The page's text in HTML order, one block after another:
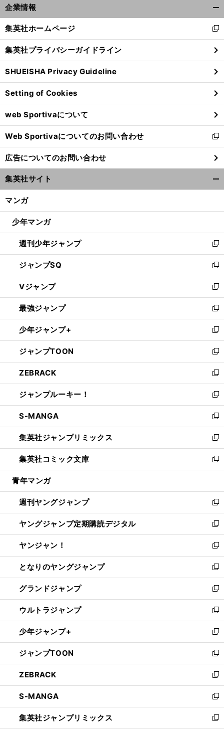
【
競
馬】
引退・
安藤勝己、
「馬
を動かす」
技術が日本競馬を変えた
企業情報
閉
る
集英社ホームページ
新
し
い
ウ
ィ
ン
ド
ウ
で
開
く
集英社プライバシーガイドライン
SHUEISHA Privacy Guideline
Setting of Cookies
web Sportivaについて
Web Sportivaについてのお問い合わせ
新
し
い
ウ
ィ
ン
ウ
開
く
広告についてのお問い合わせ
集英社サイト
マンガ
少年マンガ
週刊少年ジャンプ
新
し
い
ウ
ィ
ン
ド
ウ
で
開
く
ジャンプSQ
新
し
い
ウ
ィ
ン
ド
ウ
で
開
く
Vジャンプ
新
し
い
ウ
ィ
ン
ド
ウ
で
開
く
最強ジャンプ
新
し
い
ウ
ィ
ン
ド
ウ
で
開
く
少年ジャンプ+
新
し
い
ウ
ィ
ン
ド
ウ
で
開
く
ジャンプTOON
新
し
い
ウ
ィ
ン
ド
ウ
で
開
く
ZEBRACK
新
し
い
ウ
ィ
ン
ド
ウ
で
開
ジャンプルーキー！
新
し
い
ウ
ィ
ン
ド
ウ
開
く
S-MANGA
新
し
い
ウ
ィ
ン
ウ
で
開
く
集英社ジャンプリミックス
新
し
い
ウ
ン
ド
ウ
で
開
く
集英社コミック文庫
新
し
ウ
ィ
ン
ド
ウ
で
開
く
青年マンガ
週刊ヤングジャンプ
新
し
い
ウ
ィ
ン
ド
ウ
で
開
く
ヤングジャンプ定期購読デジタル
新
し
い
ウ
ィ
ン
ド
ウ
で
開
く
ヤンジャン！
新
し
い
ウ
ィ
ン
ド
ウ
で
開
く
となりのヤングジャンプ
新
し
い
ウ
ィ
ン
ド
ウ
で
開
く
グランドジャンプ
新
し
い
ウ
ィ
ン
ド
ウ
で
開
く
ウルトラジャンプ
新
し
い
ウ
ィ
ン
ド
ウ
で
開
く
少年ジャンプ+
新
し
い
ウ
ィ
ン
ド
ウ
で
ジャンプTOON
新
し
い
ウ
ィ
ン
ド
ZEBRACK
新
し
い
ウ
ィ
S-MANGA
新
し
い
集英社ジャンプリミックス
新